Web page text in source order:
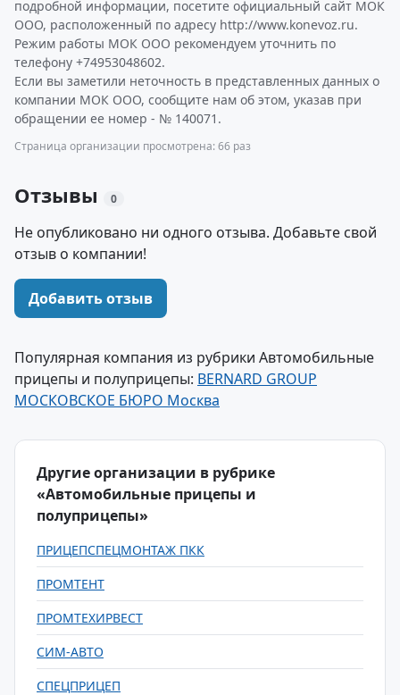
подробной информации, посетите официальный сайт МОК
ООО, расположенный по адресу http://www.konevoz.ru.
Режим работы МОК ООО рекомендуем уточнить по
телефону +74953048602.
Если вы заметили неточность в представленных данных о
компании МОК ООО, сообщите нам об этом, указав при
обращении ее номер - № 140071.
Страница организации просмотрена: 66 раз
Отзывы 0
Не опубликовано ни одного отзыва. Добавьте свой
отзыв о компании!
Добавить отзыв
Популярная компания из рубрики Автомобильные
прицепы и полуприцепы: BERNARD GROUP
МОСКОВСКОЕ БЮРО Москва
Другие организации в рубрике
«Автомобильные прицепы и
полуприцепы»
ПРИЦЕПСПЕЦМОНТАЖ ПКК
ПРОМТЕНТ
ПРОМТЕХИРВЕСТ
СИМ-АВТО
СПЕЦПРИЦЕП